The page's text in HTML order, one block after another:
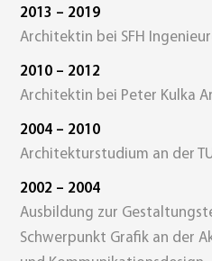
2013 – 2019
Architektin bei SFH
2010 – 2012
Architektin bei Peter Kulka
2004 – 2010
Architekturstudium an der
2002 – 2004
Ausbildung zur
Schwerpunkt Grafik an der